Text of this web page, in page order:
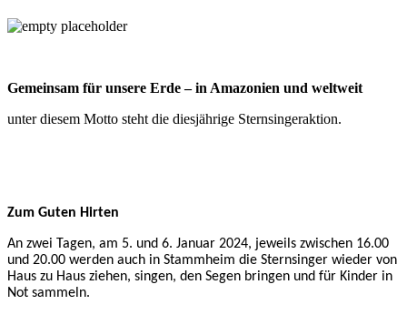
Gemeinsam für unsere Erde – in Amazonien und weltweit
unter diesem Motto steht die diesjährige Sternsingeraktion.
Zum Guten Hirten
An zwei Tagen, am 5. und 6. Januar 2024, jeweils zwischen 16.00
und 20.00 werden auch in Stammheim die Sternsinger wieder von
Haus zu Haus ziehen, singen, den Segen bringen und für Kinder in
Not sammeln.